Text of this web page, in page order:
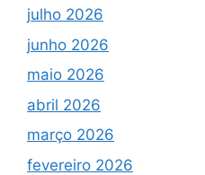
julho 2026
junho 2026
maio 2026
abril 2026
março 2026
fevereiro 2026